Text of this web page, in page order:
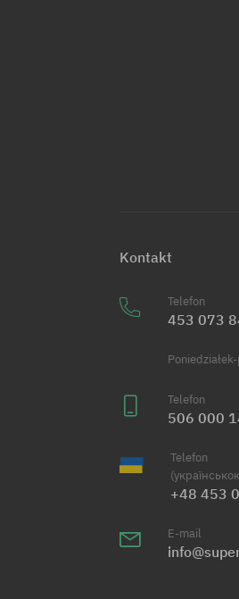
Kontakt
Telefon
453 073
Telefon
506 000
Telefon
+48 453
E-mail